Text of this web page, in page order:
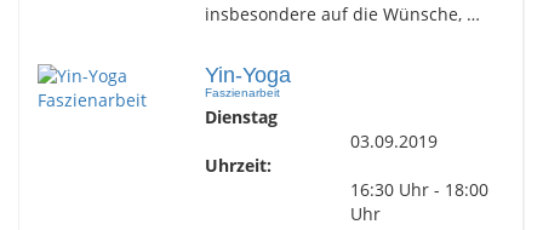
insbesondere auf die Wünsche, …
Yin-Yoga
Faszienarbeit
Dienstag
03.09.2019
Uhrzeit:
16:30 Uhr - 18:00
Uhr